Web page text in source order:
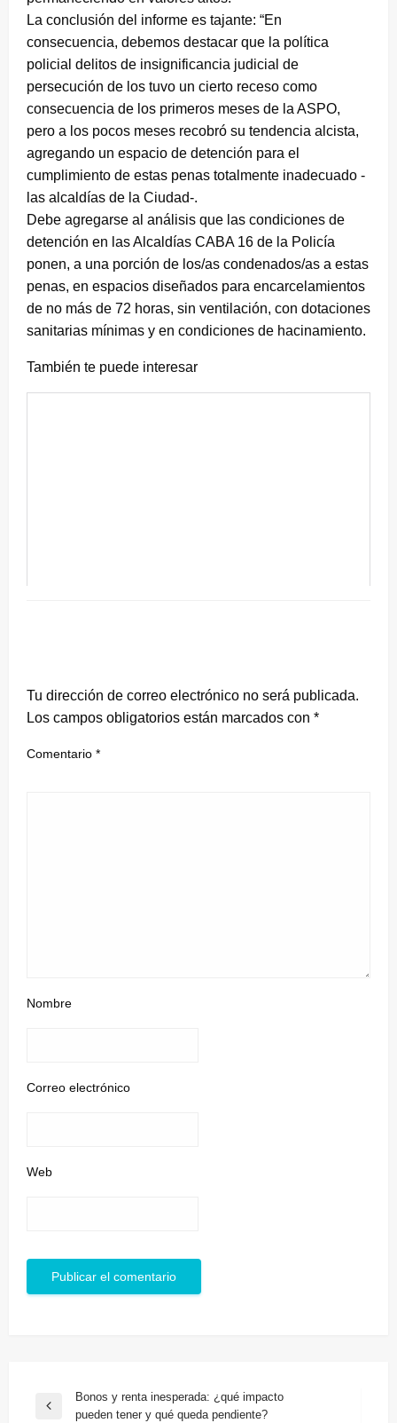
La conclusión del informe es tajante: “En
consecuencia, debemos destacar que la política
policial delitos de insignificancia judicial de
persecución de los tuvo un cierto receso como
consecuencia de los primeros meses de la ASPO,
pero a los pocos meses recobró su tendencia alcista,
agregando un espacio de detención para el
cumplimiento de estas penas totalmente inadecuado -
las alcaldías de la Ciudad-.
Debe agregarse al análisis que las condiciones de
detención en las Alcaldías CABA 16 de la Policía
ponen, a una porción de los/as condenados/as a estas
penas, en espacios diseñados para encarcelamientos
de no más de 72 horas, sin ventilación, con dotaciones
sanitarias mínimas y en condiciones de hacinamiento.
También te puede interesar
Tu dirección de correo electrónico no será publicada.
Los campos obligatorios están marcados con *
Comentario *
Nombre
Correo electrónico
Web
Navegación
Entrada
Bonos y renta inesperada: ¿qué impacto
pueden tener y qué queda pendiente?